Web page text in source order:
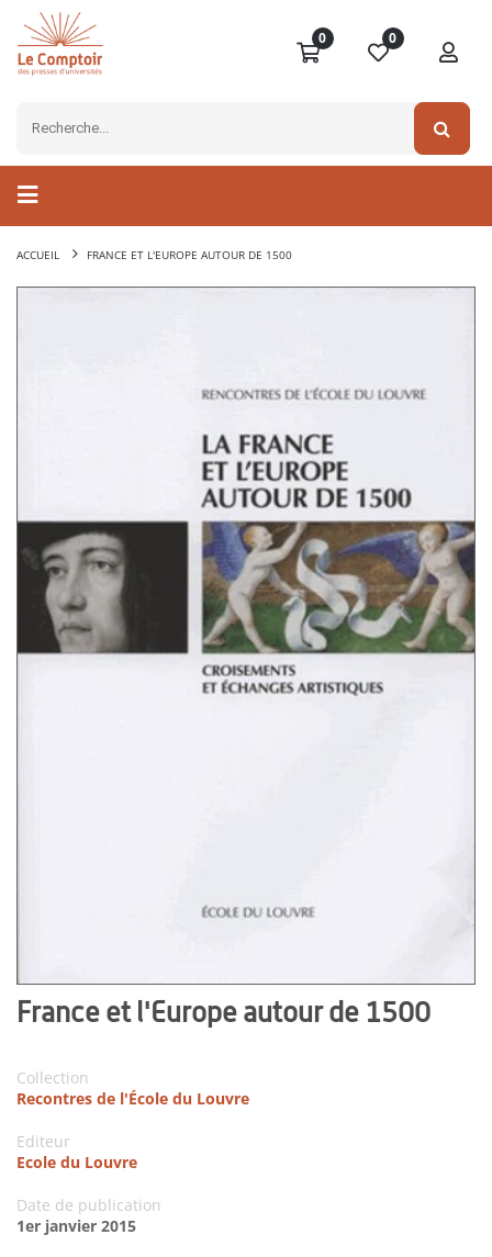
0 0
ACCUEIL FRANCE ET L'EUROPE AUTOUR DE 1500
France et l'Europe autour de 1500
Collection
Recontres de l'École du Louvre
Editeur
Ecole du Louvre
Date de publication
1er janvier 2015